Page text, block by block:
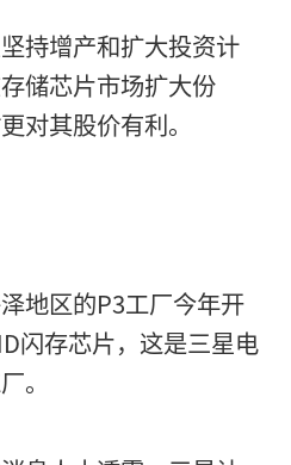
投资。
持增产和扩大投资计
储芯片市场扩大份
对其股价有利。
地区的P3工厂今年开
闪存芯片，这是三星电
。